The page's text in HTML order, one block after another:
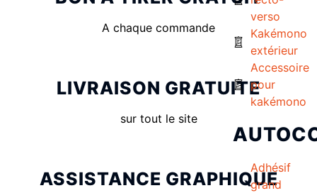
verso
Kakémono
extérieur
Accessoire
pour
kakémono
Adhésif
grand
A chaque commande
LIVRAISON GRATUITE
sur tout le site
ASSISTANCE GRAPHIQUE